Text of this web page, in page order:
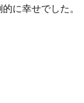
に幸せでした。